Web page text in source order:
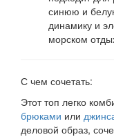
синюю и
динамику и
морском
С чем сочетать:
Этот топ легко
брюками или
деловой образ,